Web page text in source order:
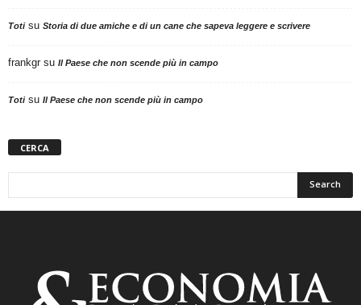
Totisu Storia di due amiche e di un cane che sapeva leggere e scrivere
frankgr su Il Paese che non scende più in campo
Totisu Il Paese che non scende più in campo
CERCA